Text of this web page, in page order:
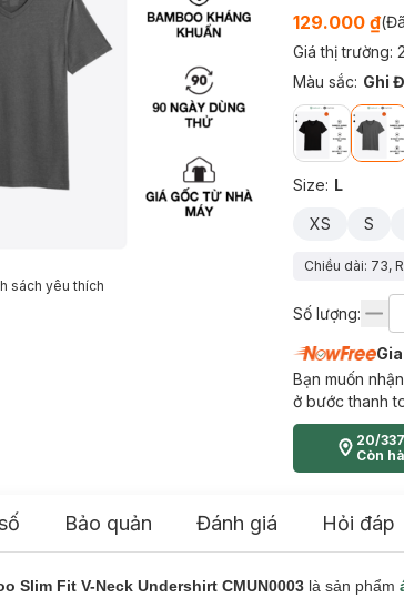
sách yêu thích
129.000 ₫
Giá thị trường:
Màu sắc: Ghi
Size: L
XS S
Chiều dài: 73,
Số lượng:
Bạn muốn
ở bước thanh
20/
Còn
Bảo quản Đánh giá Hỏi đáp
Slim Fit V-Neck Undershirt CMUN0003 là sản phẩm